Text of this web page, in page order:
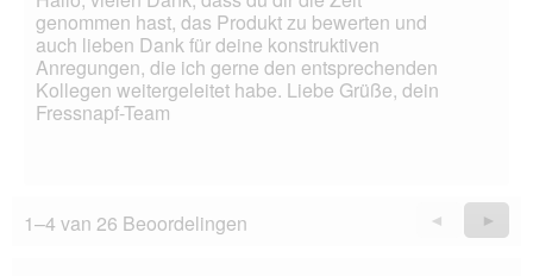
genommen hast, das Produkt zu bewerten und
auch lieben Dank für deine konstruktiven
Anregungen, die ich gerne den entsprechenden
Kollegen weitergeleitet habe. Liebe Grüße, dein
Fressnapf-Team
1–4 van 26 Beoordelingen
Vorige
Reviews
◄ ►